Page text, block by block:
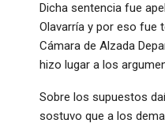
Dicha sentencia fue
Olavarría y por eso fue
Cámara de Alzada
hizo lugar a los
Sobre los supuestos
sostuvo que a los